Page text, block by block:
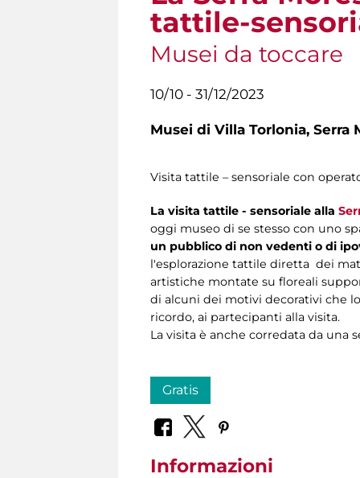
tattile-
Musei da toccare
10/10 - 31/12/2023
Musei di Villa Torlonia, Serra
Visita tattile – sensoriale con
La visita tattile - sensoriale alla
oggi museo di se stesso con uno
un pubblico di non vedenti o di
l'esplorazione tattile diretta dei
artistiche montate su floreali
di alcuni dei motivi decorativi che
ricordo, ai partecipanti alla visita.
La visita è anche corredata da una
Gratis
Informazioni